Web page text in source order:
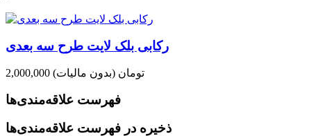
رکابی بلک لایت طرح سه بعدی
2,000,000 تومان (بدون مالیات)
فهرست علاقه‌مندی‌ها
ذخیره در فهرست علاقه‌مندی‌ها